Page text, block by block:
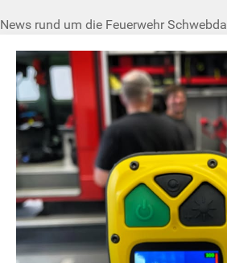
News rund um die Feuerwehr Schwebda